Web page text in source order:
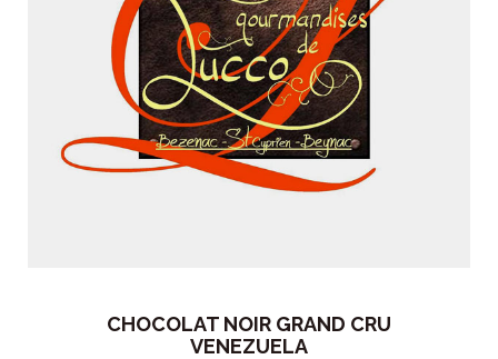
CHOCOLAT NOIR GRAND CRU
VENEZUELA